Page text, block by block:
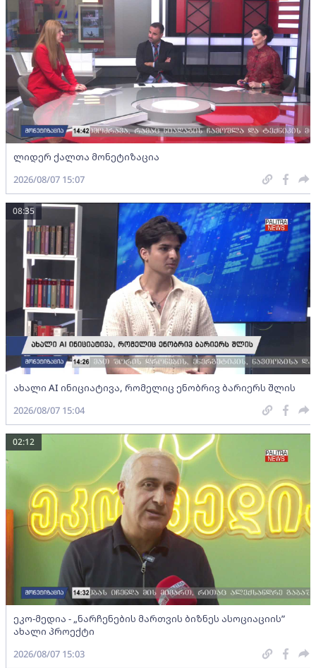
ლიდერ ქალთა მონეტიზაცია
2026/08/07 15:07
ახალი AI ინიციატივა, რომელიც ენობრივ ბარიერს შლის
08:35
2026/08/07 15:04
ეკო-მედია - „ნარჩენების მართვის ბიზნეს ასოციაციის”
ახალი პროექტი
02:12
2026/08/07 15:03